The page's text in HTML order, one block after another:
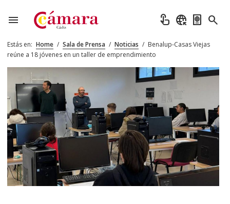
menu touch_app captive_portal passport search
Estás en: Home / Sala de Prensa / Noticias / Benalup-Casas Viejas
reúne a 18 jóvenes en un taller de emprendimiento